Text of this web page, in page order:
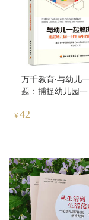
万千教育·与幼儿
题：捕捉幼儿园一
¥ 42